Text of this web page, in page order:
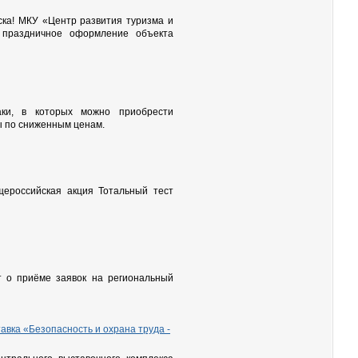
МКУ «Центр развития туризма и
оформление объекта
в которых можно приобрести
по сниженным ценам.
акция Тотальный тест
о приёме заявок на региональный
«Безопасность и охрана труда -